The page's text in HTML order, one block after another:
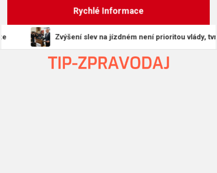
Rychlé Informace
Zvýšení slev na jízdném není prioritou vlády, tvrdí